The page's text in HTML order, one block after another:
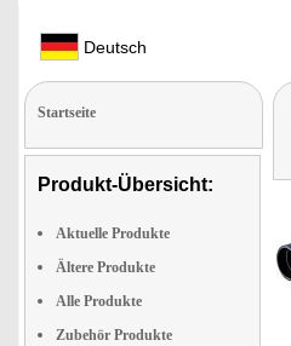
Deutsch
Startseite
Produkt-Übersicht:
Aktuelle Produkte
Ältere Produkte
Alle Produkte
Zubehör Produkte